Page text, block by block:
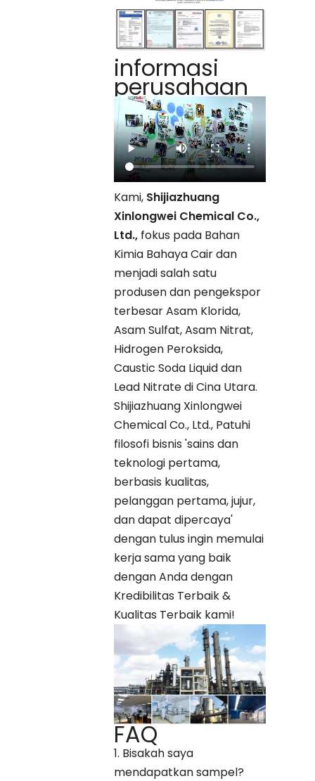
informasi
perusahaan
Kami, Shijiazhuang
Xinlongwei Chemical Co.,
Ltd., fokus pada Bahan
Kimia Bahaya Cair dan
menjadi salah satu
produsen dan pengekspor
terbesar Asam Klorida,
Asam Sulfat, Asam Nitrat,
Hidrogen Peroksida,
Caustic Soda Liquid dan
Lead Nitrate di Cina Utara.
Shijiazhuang Xinlongwei
Chemical Co., Ltd., Patuhi
filosofi bisnis 'sains dan
teknologi pertama,
berbasis kualitas,
pelanggan pertama, jujur,
dan dapat dipercaya'
dengan tulus ingin memulai
kerja sama yang baik
dengan Anda dengan
Kredibilitas Terbaik &
Kualitas Terbaik kami!
FAQ
1. Bisakah saya
mendapatkan sampel?